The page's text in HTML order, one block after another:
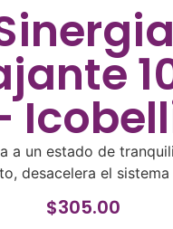
a un estado de
desacelera el
$305.00